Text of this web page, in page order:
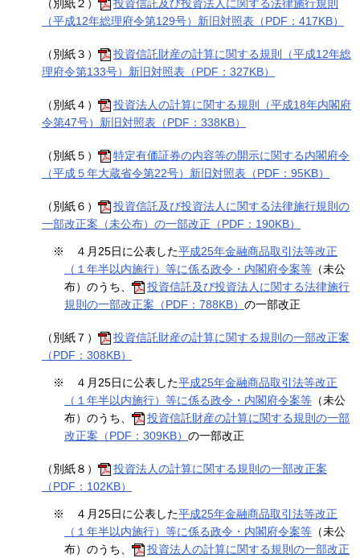
（別紙２）
投資信託及び投資法人に関する法律施行規則
（平成12年総理府令第129号）新旧対照表（PDF：417KB）
（別紙３）
投資信託財産の計算に関する規則（平成12年総
理府令第133号）新旧対照表（PDF：327KB）
（別紙４）
投資法人の計算に関する規則（平成18年内閣府
令第47号）新旧対照表（PDF：338KB）
（別紙５）
特定有価証券の内容等の開示に関する内閣府令
（平成５年大蔵省令第22号）新旧対照表（PDF：95KB）
（別紙６）
投資信託及び投資法人に関する法律施行規則の
一部改正案（未公布）の一部改正（PDF：190KB）
※ ４月25日に公表した平成25年金融商品取引法等改正
（１年半以内施行）等に係る政令・内閣府令案等 （未公
布）のうち、
投資信託及び投資法人に関する法律施行
規則の一部改正案（PDF：788KB） の一部改正
（別紙７）
投資信託財産の計算に関する規則の一部改正案
（PDF：308KB）
※ ４月25日に公表した平成25年金融商品取引法等改正
（１年半以内施行）等に係る政令・内閣府令案等 （未公
布）のうち、
投資信託財産の計算に関する規則の一部
改正案（PDF：309KB） の一部改正
（別紙８）
投資法人の計算に関する規則の一部改正案
（PDF：102KB）
※ ４月25日に公表した平成25年金融商品取引法等改正
（１年半以内施行）等に係る政令・内閣府令案等 （未公
布）のうち、
投資法人の計算に関する規則の一部改正